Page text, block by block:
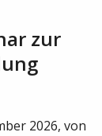
zur
2026, von